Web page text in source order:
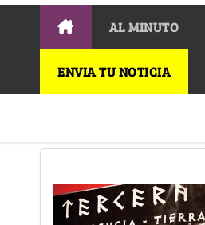
AL MINUTO
ENVIA TU NOTICIA